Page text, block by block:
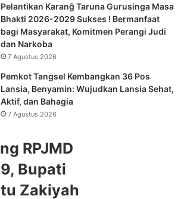
Pelantikan Karanĝ Taruna Gurusinga Masa
Bhakti 2026-2029 Sukses ! Bermanfaat
bagi Masyarakat, Komitmen Perangi Judi
dan Narkoba
7 Agustus 2026
Pemkot Tangsel Kembangkan 36 Pos
Lansia, Benyamin: Wujudkan Lansia Sehat,
Aktif, dan Bahagia
7 Agustus 2026